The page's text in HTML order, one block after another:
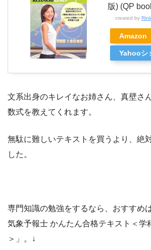
版) (QP
created by
Amazon
Yahooシ
文系出身のキレイなお姉さん、真壁さ
数式を教えてくれます。
無駄に難しいテキストを買うより、絶
した。
専門知識の勉強をするなら、おすすめ
気象予報士 かんたん合格テキスト＜学
＞」。↓